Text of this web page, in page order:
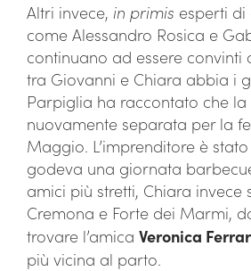
Altri invece, in primis esperti
come Alessandro Rosica e
continuano ad essere convinti
tra Giovanni e Chiara abbia i
Parpiglia ha raccontato che
nuovamente separata per la
Maggio. L’imprenditore è
godeva una giornata
amici più stretti, Chiara invece
Cremona e Forte dei Marmi,
trovare l’amica Veronica
più vicina al parto.